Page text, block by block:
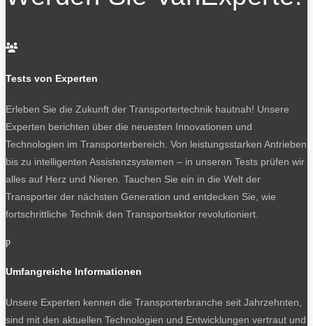
Bleiben Sie auf dem Laufenden
Ich habe dieDatenschutzerklärunggelesen
und akzeptiert.
Folgen
Folgen

Tests von Experten
Erleben Sie die Zukunft der Transportertechnik hautnah! Unsere
Experten berichten über die neuesten Innovationen und
Technologien im Transporterbereich. Von leistungsstarken Antrieben
bis zu intelligenten Assistenzsystemen – in unseren Tests prüfen wir
alles auf Herz und Nieren. Tauchen Sie ein in die Welt der
Transporter der nächsten Generation und entdecken Sie, wie
fortschrittliche Technik den Transportsektor revolutioniert.
p
Umfangreiche Informationen
Unsere Experten kennen die Transporterbranche seit Jahrzehnten,
sind mit den aktuellen Technologien und Entwicklungen vertraut und